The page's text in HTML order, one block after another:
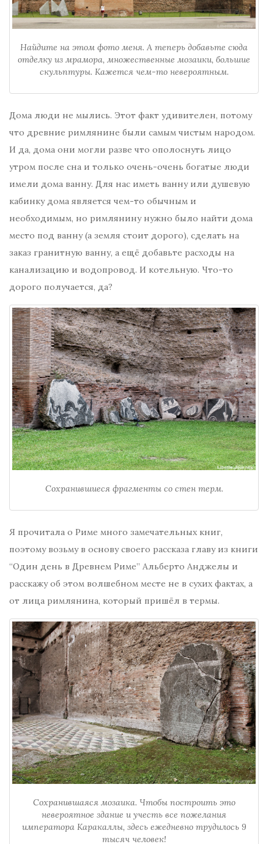
Найдите на этом фото меня. А теперь добавьте сюда
отделку из мрамора, множественные мозаики, большие
скульптуры. Кажется чем-то невероятным.
Дома люди не мылись. Этот факт удивителен, потому
что древние римлянине были самым чистым народом.
И да, дома они могли разве что ополоснуть лицо
утром после сна и только очень-очень богатые люди
имели дома ванну. Для нас иметь ванну или душевую
кабинку дома является чем-то обычным и
необходимым, но римлянину нужно было найти дома
место под ванну (а земля стоит дорого), сделать на
заказ гранитную ванну, а ещё добавьте расходы на
канализацию и водопровод. И котельную. Что-то
дорого получается, да?
Сохранившиеся фрагменты со стен терм.
Я прочитала о Риме много замечательных книг,
поэтому возьму в основу своего рассказа главу из книги
“Один день в Древнем Риме” Альберто Анджелы и
расскажу об этом волшебном месте не в сухих фактах, а
от лица римлянина, который пришёл в термы.
Сохранившаяся мозаика. Чтобы построить это
невероятное здание и учесть все пожелания
императора Каракаллы, здесь ежедневно трудилось 9
тысяч человек!